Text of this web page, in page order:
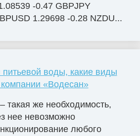
-0.47 GBPJPY
1.29698 -0.28 NZDU...
воды, какие виды
«Водесан»
такая же необходимость,
нее невозможно
любого